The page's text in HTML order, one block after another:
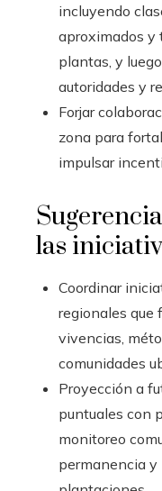
incluyendo
aproximados y
plantas, y
autoridades y
Forjar
zona para
impulsar
las
Coordinar
regionales que
vivencias,
comunidades
Proyección a
puntuales con
monitoreo
permanencia y